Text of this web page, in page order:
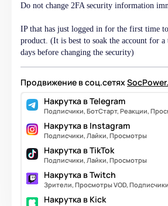
Do not change 2FA security information
IP that has just logged in for the first time
product. (It is best to soak the account for
days before changing the security)
Продвижение в соц.сетях
Накрутка в Telegram
Подписчики, БотСтарт, Реакции,
Накрутка в Instagram
Подписчики, Лайки, Просмотры
Накрутка в TikTok
Подписчики, Лайки, Просмотры
Накрутка в Twitch
Зрители, Просмотры VOD, Подписчики
Накрутка в Kick